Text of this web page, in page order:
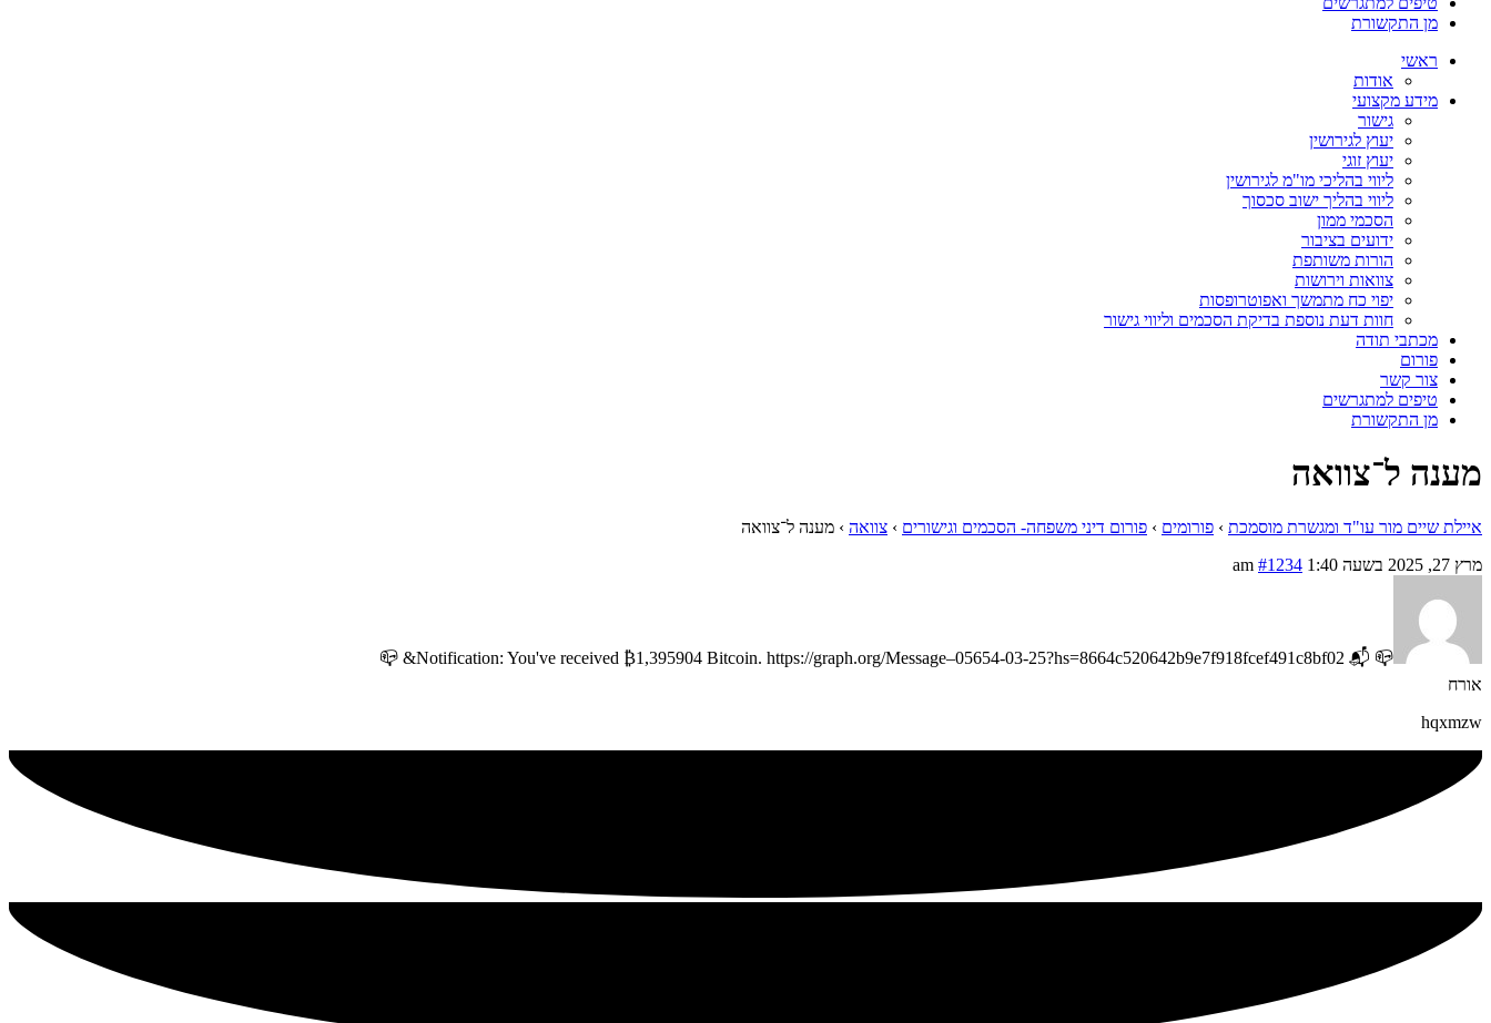
מן התקשורת
ראשי
אודות
מידע מקצועי
גישור
יעוץ לגירושין
יעוץ זוגי
ליווי בהליכי מו"מ לגירושין
ליווי בהליך ישוב סכסוך
הסכמי ממון
ידועים בציבור
הורות משותפת
צוואות וירושות
יפוי כח מתמשך ואפוטרופסות
חוות דעת נוספת בדיקת הסכמים וליווי גישור
מכתבי תודה
פורום
צור קשר
טיפים למתגרשים
מן התקשורת
מענה ל־צוואה
איילת שיים מור עו"ד ומגשרת מוסמכת › פורומים › פורום דיני משפחה- הסכמים וגישורים › צוואה › מענה ל־צוואה
מרץ 27, 2025 בשעה 1:40 am
#1234
📪 📬 Notification: You've received ₿1,395904 Bitcoin. https://graph.org/Message–05654-03-25?hs=8664c520642b9e7f918fcef491c8bf02& 📪
אורח
hqxmzw